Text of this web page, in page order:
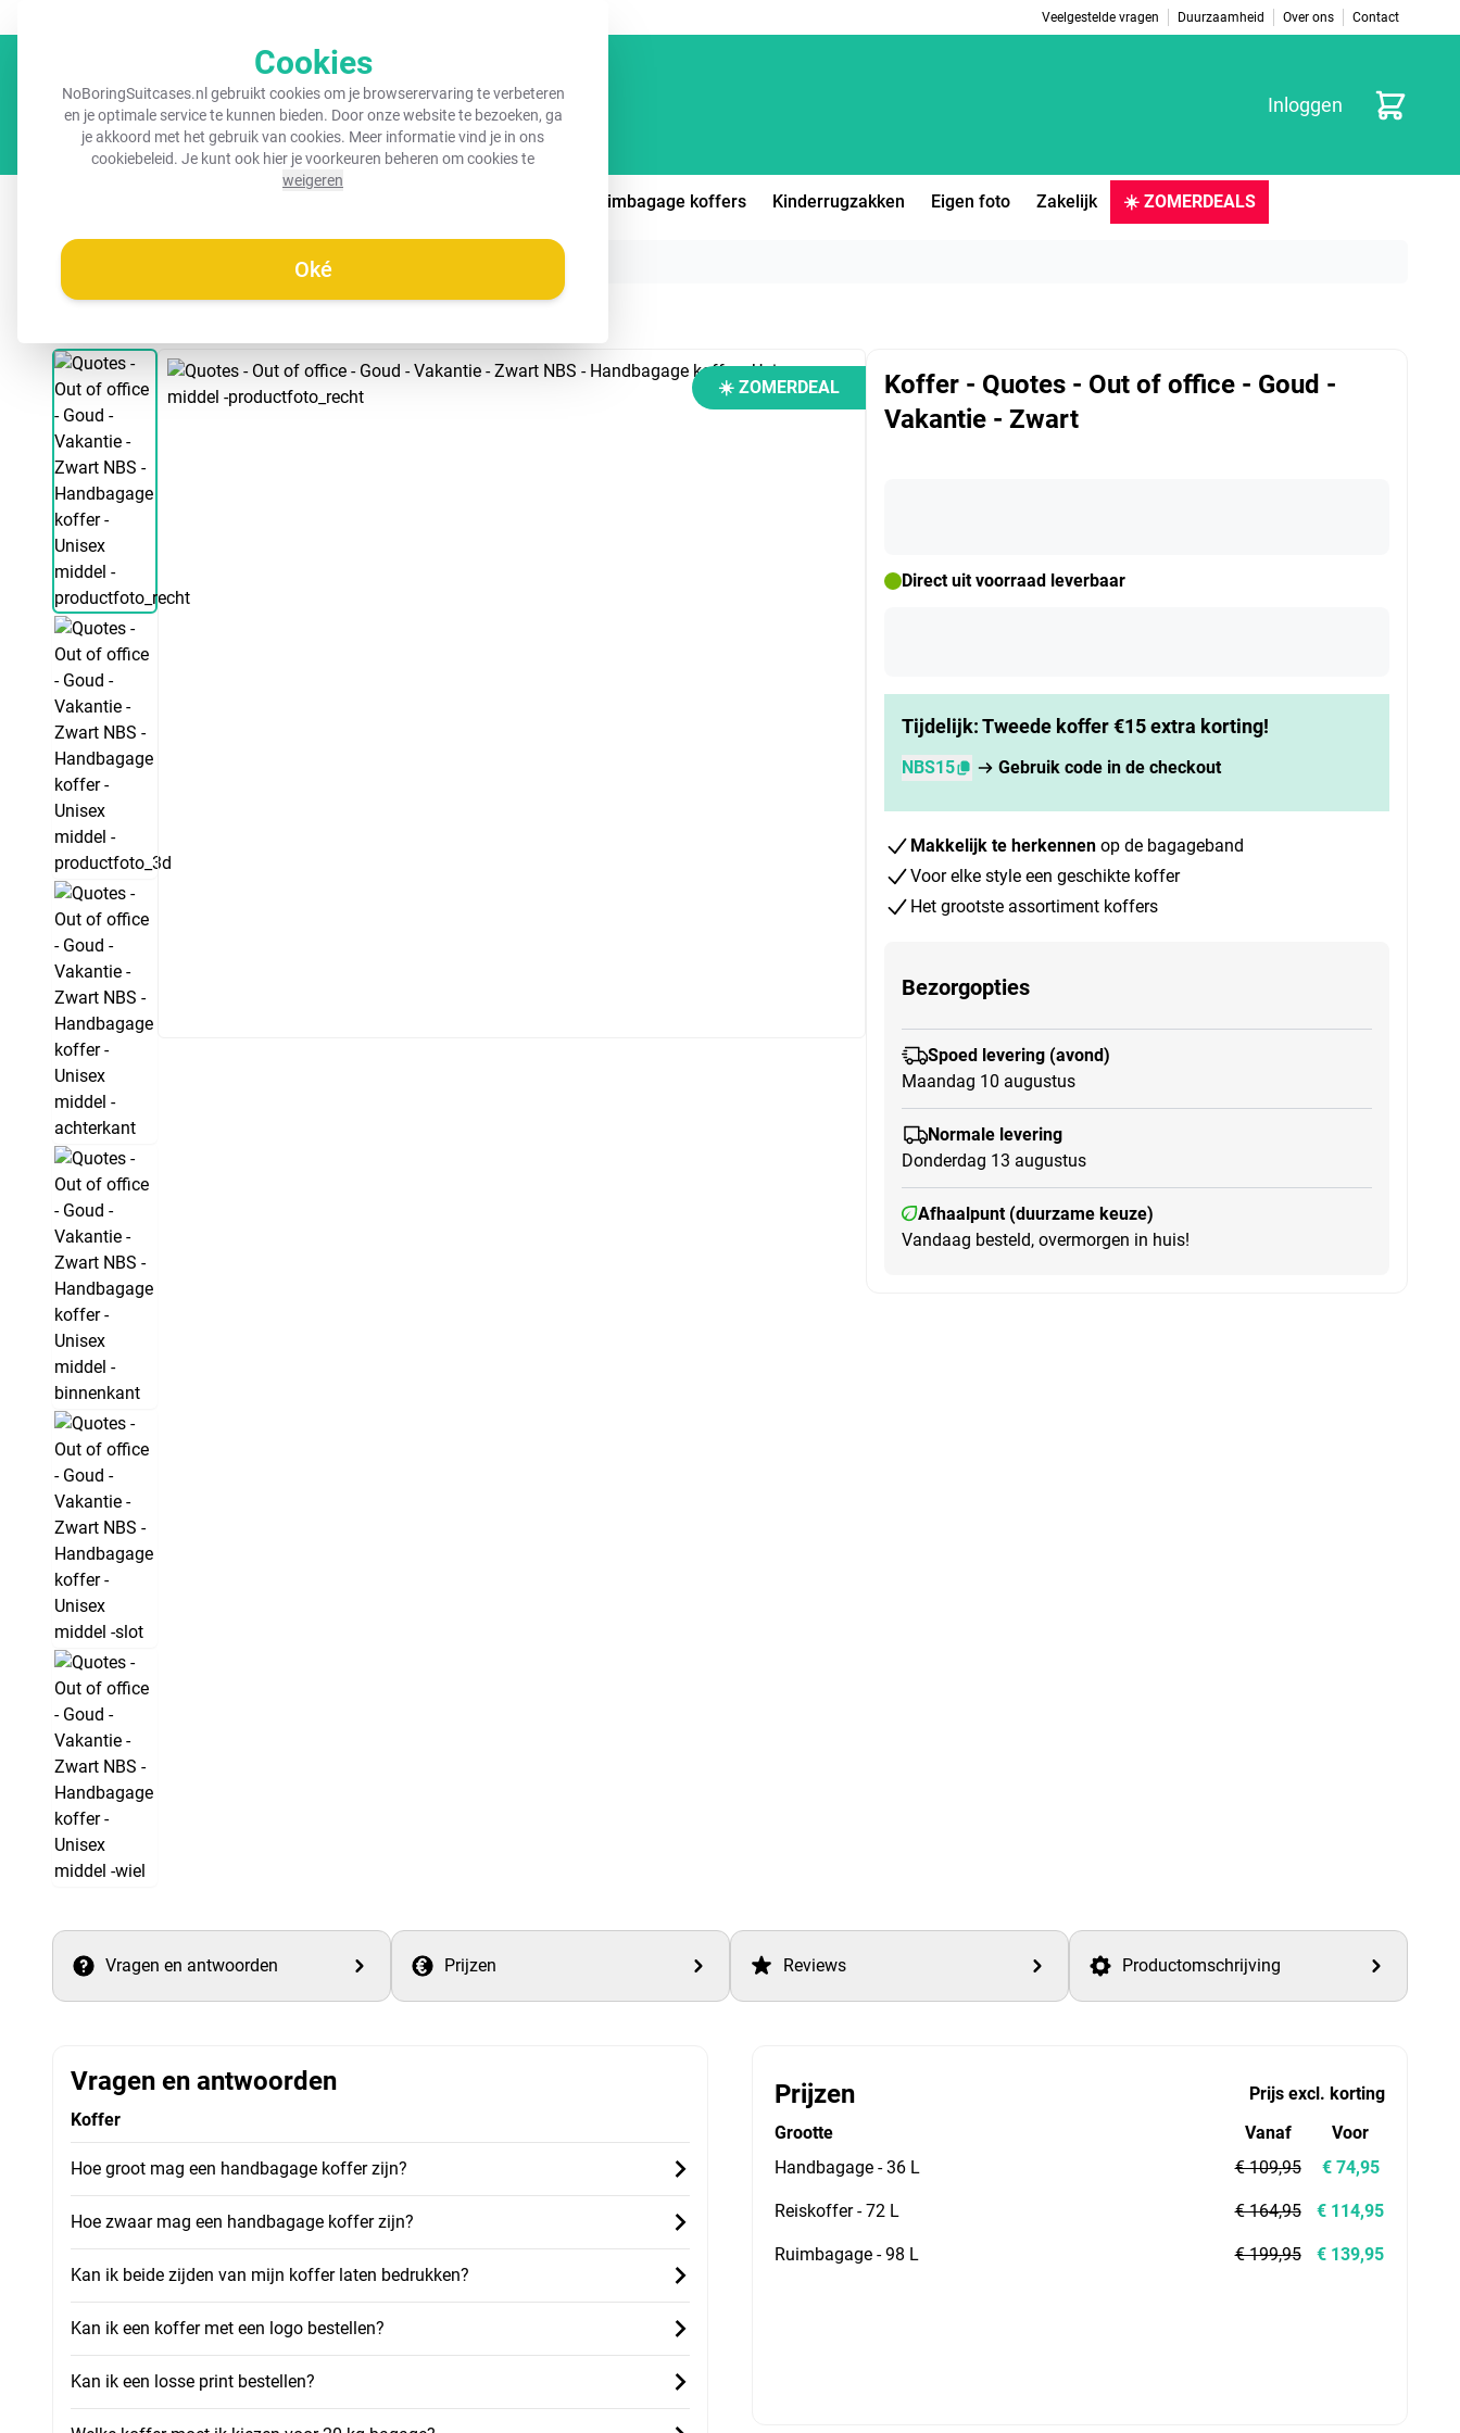
Cookies
NoBoringSuitcases.nl gebruikt cookies om je browserervaring te verbeteren
en je optimale service te kunnen bieden. Door onze website te bezoeken, ga
je akkoord met het gebruik van cookies. Meer informatie vind je in ons
cookiebeleid. Je kunt ook hier je voorkeuren beheren om cookies te
weigeren
Oké
Veelgestelde vragen Duurzaamheid Over ons Contact
Inloggen
Ruimbagage koffers Kinderrugzakken Eigen foto Zakelijk ☀️ ZOMERDEALS
☀️ ZOMERDEAL
Koffer - Quotes - Out of office - Goud -
Vakantie - Zwart
Direct uit voorraad leverbaar
Tijdelijk: Tweede koffer €15 extra korting!
NBS15 Gebruik code in de checkout
Makkelijk te herkennenop de bagageband
Voor elke style een geschikte koffer
Het grootste assortiment koffers
Bezorgopties
Spoed levering (avond)
Maandag 10 augustus
Normale levering
Donderdag 13 augustus
Afhaalpunt (duurzame keuze)
Vandaag besteld, overmorgen in huis!
Vragen en antwoorden Prijzen Reviews Productomschrijving
Vragen en antwoorden
Koffer
Hoe groot mag een handbagage koffer zijn?
Hoe zwaar mag een handbagage koffer zijn?
Kan ik beide zijden van mijn koffer laten bedrukken?
Kan ik een koffer met een logo bestellen?
Kan ik een losse print bestellen?
Prijzen
Prijs excl. korting
Grootte
Handbagage - 36 L
Reiskoffer - 72 L
Ruimbagage - 98 L
Vanaf
€ 109,95
€ 164,95
€ 199,95
Voor
€ 74,95
€ 114,95
€ 139,95